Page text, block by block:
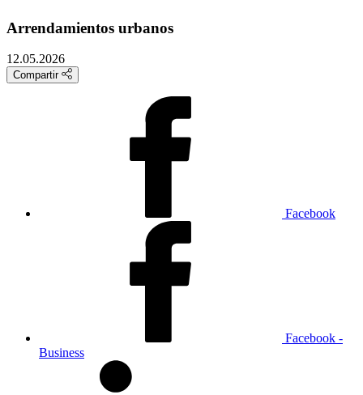
Arrendamientos urbanos
12.05.2026
Compartir
Facebook
Facebook -
Business